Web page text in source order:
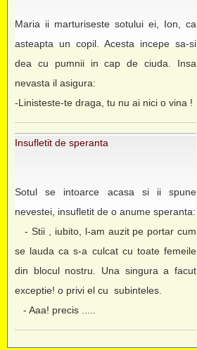
Maria ii marturiseste sotului ei, Ion, ca
asteapta un copil. Acesta incepe sa-si
dea cu pumnii in cap de ciuda. Insa
nevasta il asigura:
-Linisteste-te draga, tu nu ai nici o vina !
Insufletit de speranta
Sotul se intoarce acasa si ii spune
nevestei, insufletit de o anume speranta:
- Stii , iubito, l-am auzit pe portar cum
se lauda ca s-a culcat cu toate femeile
din blocul nostru. Una singura a facut
exceptie! o privi el cu subinteles.
- Aaa! precis .....